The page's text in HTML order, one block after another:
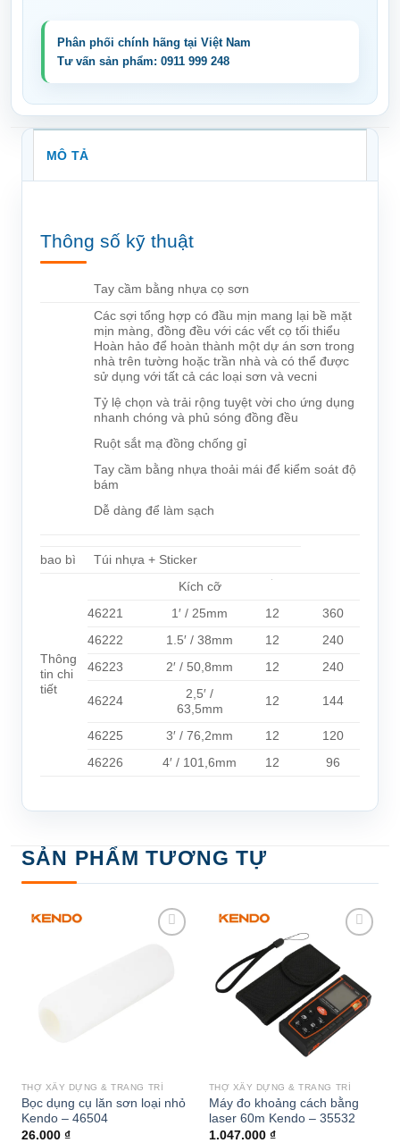
MÔ TẢ
Thông số kỹ thuật
Tay cầm bằng nhựa cọ sơn
Các sợi tổng hợp có đầu mịn mang lại bề mặt
mịn màng, đồng đều với các vết cọ tối thiểu
Hoàn hảo để hoàn thành một dự án sơn trong
nhà trên tường hoặc trần nhà và có thể được
sử dụng với tất cả các loại sơn và vecni
Tỷ lệ chọn và trải rộng tuyệt vời cho ứng dụng
nhanh chóng và phủ sóng đồng đều
Ruột sắt mạ đồng chống gỉ
Tay cầm bằng nhựa thoải mái để kiểm soát độ
bám
Dễ dàng để làm sạch
bao bì Túi nhựa + Sticker
Thông
tin chi
tiết
Kích cỡ
46221
1′ / 25mm 12
360
46222
1.5′ / 38mm 12
240
46223
2′ / 50,8mm 12 240
46224
2,5′ /
63,5mm
12 144
46225 3′ / 76,2mm 12
120
46226
4′ / 101,6mm 12 96
SẢN PHẨM TƯƠNG TỰ
THỢ XÂY DỰNG & TRANG TRÍ
Bọc dụng cụ lăn sơn loại nhỏ
Kendo – 46504
26.000 ₫
wishlist
THỢ XÂY DỰNG & TRANG TRÍ
Máy đo khoảng cách bằng
laser 60m Kendo – 35532
1.047.000 ₫